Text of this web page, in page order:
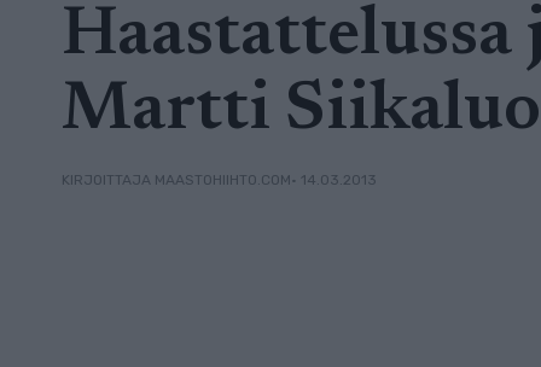
Martti
KIRJOITTAJA MAASTOHIIHTO.COM• 14.03.2013